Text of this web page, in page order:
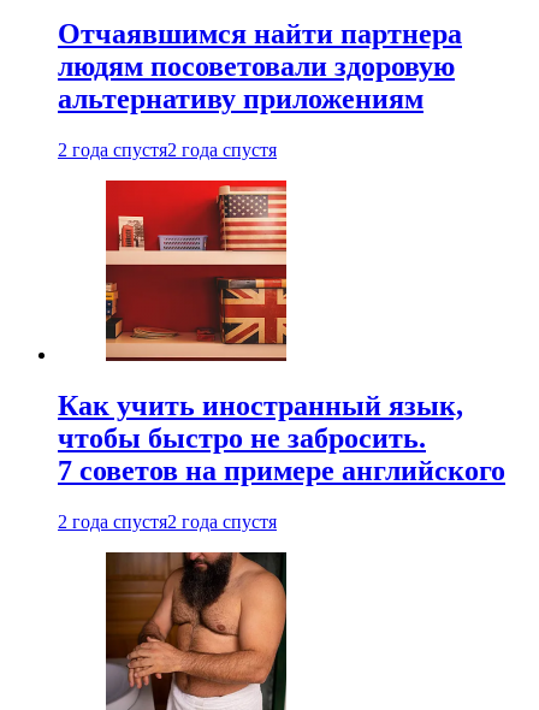
Отчаявшимся найти партнера
людям посоветовали здоровую
альтернативу приложениям
2 года спустя2 года спустя
Как учить иностранный язык,
чтобы быстро не забросить.
7 советов на примере английского
2 года спустя2 года спустя